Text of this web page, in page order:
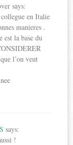
says:
en Italie
manieres .
la base du
l’on veut
says:
!